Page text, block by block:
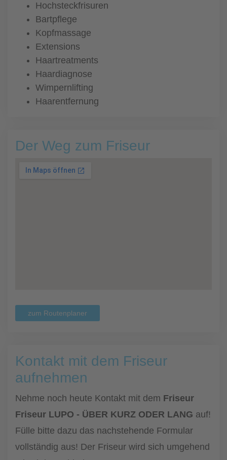
Hochsteckfrisuren
Bartpflege
Kopfmassage
Extensions
Haartreatments
Haardiagnose
Wimpernlifting
Haarentfernung
Der Weg zum Friseur
zum Routenplaner
Kontakt mit dem Friseur
aufnehmen
Nehme noch heute Kontakt mit dem Friseur
Friseur LUPO - ÜBER KURZ ODER LANG auf!
Fülle bitte dazu das nachstehende Formular
vollständig aus! Der Friseur wird sich umgehend